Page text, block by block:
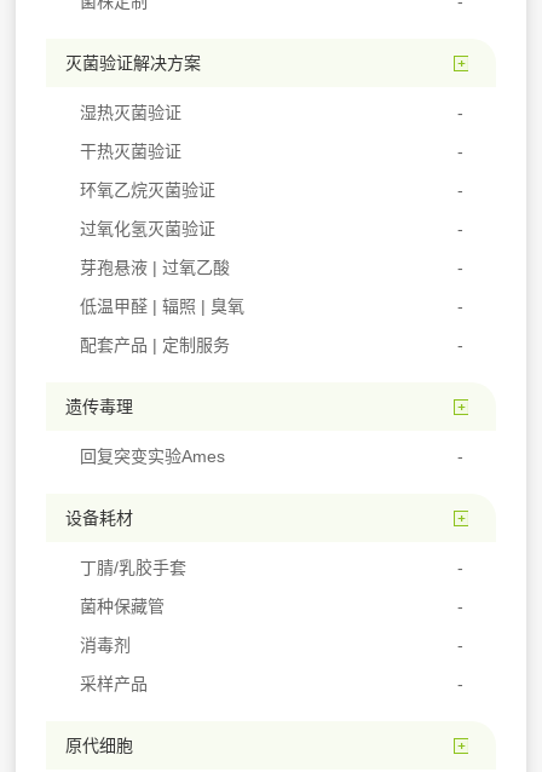
灭菌验证解决方案
湿热灭菌验证
干热灭菌验证
环氧乙烷灭菌验证
过氧化氢灭菌验证
芽孢悬液 | 过氧乙酸
低温甲醛 | 辐照 | 臭氧
配套产品 | 定制服务
遗传毒理
回复突变实验Ames
设备耗材
丁腈/乳胶手套
菌种保藏管
消毒剂
采样产品
原代细胞